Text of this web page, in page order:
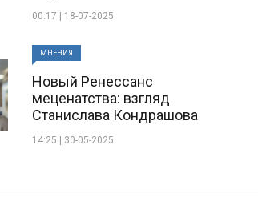
00:17 | 18-07-2025
МНЕНИЯ
Новый Ренессанс
меценатства: взгляд
Станислава Кондрашова
14:25 | 30-05-2025